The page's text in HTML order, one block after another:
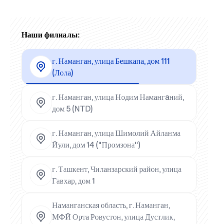
Наши филиалы:
г. Наманган, улица Бешкапа, дом 111
(Лола)
г. Наманган, улица Нодим Намангaний,
дом 5 (NTD)
г. Наманган, улица Шимолий Айланма
Йули, дом 14 ("Промзона")
г. Ташкент, Чиланзарский район, улица
Гавхар, дом 1
Наманганская область, г. Наманган,
МФЙ Орта Ровустон, улица Дустлик,